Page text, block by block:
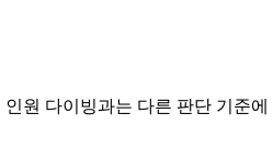
원 다이빙과는 다른 판단 기준